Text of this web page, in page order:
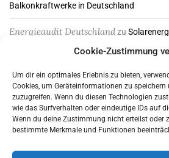
Cookie-Zustimmung
Um dir ein optimales Erlebnis zu bieten,
Cookies, um Geräteinformationen zu
zuzugreifen. Wenn du diesen Technologien
wie das Surfverhalten oder eindeutige IDs auf
Wenn du deine Zustimmung nicht erteilst oder
bestimmte Merkmale und Funktionen
Balkonkraftwerke in Deutschland
Energieaudit Deutschlandzu
ABONNIEREN &